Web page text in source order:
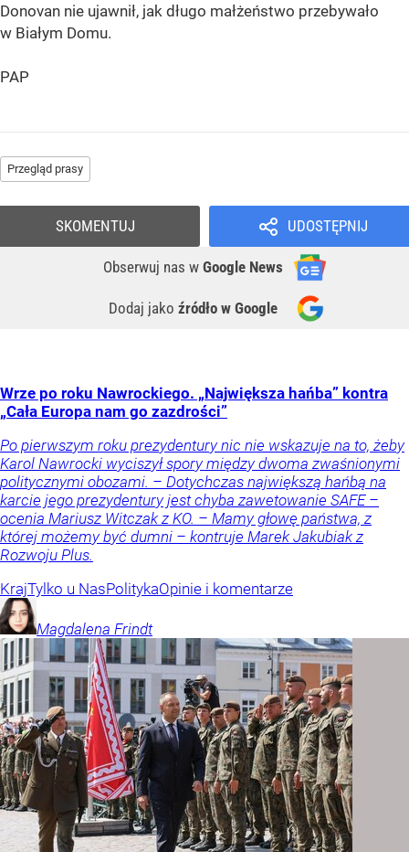
Donovan nie ujawnił, jak długo małżeństwo przebywało
w Białym Domu.
PAP
Przegląd prasy
UDOSTĘPNIJ
Obserwuj nas w Google News
Dodaj jako źródło w Google
SKOMENTUJ
Wrze po roku Nawrockiego. „Największa hańba” kontra
„Cała Europa nam go zazdrości”
Po pierwszym roku prezydentury nic nie wskazuje na to, żeby
Karol Nawrocki wyciszył spory między dwoma zwaśnionymi
politycznymi obozami. – Dotychczas największą hańbą na
karcie jego prezydentury jest chyba zawetowanie SAFE –
ocenia Mariusz Witczak z KO. – Mamy głowę państwa, z
której możemy być dumni – kontruje Marek Jakubiak z
Rozwoju Plus.
KrajTylko u NasPolitykaOpinie i komentarze
Magdalena Frindt